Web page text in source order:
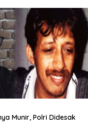
Munir, Polri Didesak